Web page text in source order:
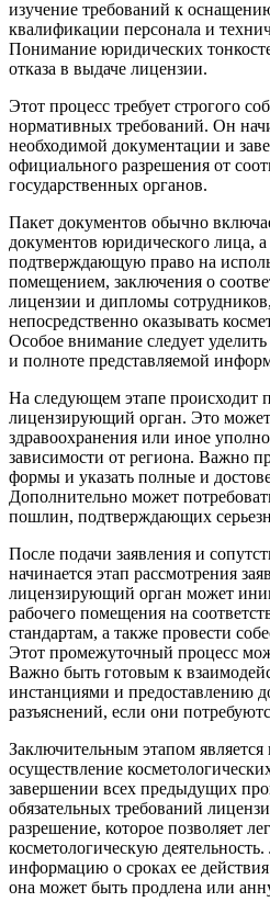
изучение требований к
квалификации персонала и
Понимание юридических
отказа в выдаче лицензии.
Этот процесс требует строгого
нормативных требований. Он
необходимой документации и
официального разрешения от
государственных органов.
Пакет документов обычно
документов юридического лица,
подтверждающую право на
помещением, заключения о
лицензии и дипломы
непосредственно оказывать
Особое внимание следует
и полноте представляемой
На следующем этапе происходит
лицензирующий орган. Это
здравоохранения или иное
зависимости от региона. Важно
формы и указать полные и
Дополнительно может
пошлин, подтверждающих
После подачи заявления и
начинается этап рассмотрения
лицензирующий орган может
рабочего помещения на
стандартам, а также провести
Этот промежуточный процесс
Важно быть готовым к
инстанциями и предоставлению
разъяснений, если они
Заключительным этапом
осуществление
завершении всех предыдущих
обязательных требований
разрешение, которое позволяет
косметологическую
информацию о сроках ее
она может быть продлена или